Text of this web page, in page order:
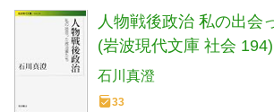
人物戦後政治 私の出会
(岩波現代文庫 社会 194)
石川真澄
33